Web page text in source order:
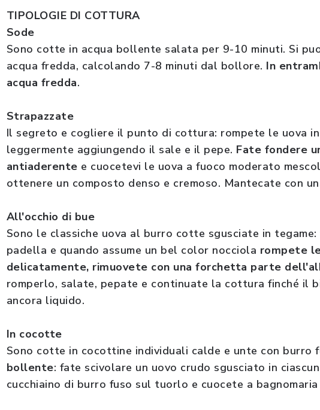
TIPOLOGIE DI COTTURA
Sode
Sono cotte in acqua bollente salata per 9-10 minuti. Si
acqua fredda, calcolando 7-8 minuti dal bollore. In
acqua fredda.
Strapazzate
Il segreto e cogliere il punto di cottura: rompete le uova
leggermente aggiungendo il sale e il pepe. Fate fondere
antiaderente e cuocetevi le uova a fuoco moderato
ottenere un composto denso e cremoso. Mantecate con
All'occhio di bue
Sono le classiche uova al burro cotte sgusciate in
padella e quando assume un bel color nocciola rompete
delicatamente, rimuovete con una forchetta parte
romperlo, salate, pepate e continuate la cottura finché il
ancora liquido.
In cocotte
Sono cotte in cocottine individuali calde e unte con burro
bollente: fate scivolare un uovo crudo sgusciato in
cucchiaino di burro fuso sul tuorlo e cuocete a